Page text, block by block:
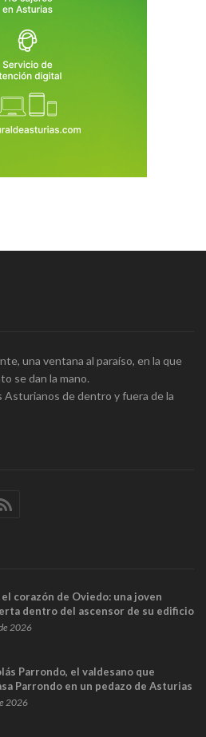
una ventana al paraíso, en la que
se dan la mano.
Asturianos de dentro y fuera de la
corazón de Oviedo: una joven
dentro del ascensor de su edificio
captan sus últimos minutos
2026
Parrondo, el valdesano que
Parrondo en un pedazo de Asturias
2026